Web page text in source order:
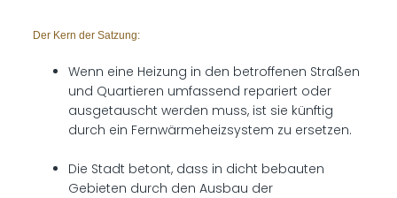
Der Kern der Satzung:
Wenn eine Heizung in den betroffenen Straßen
und Quartieren umfassend repariert oder
ausgetauscht werden muss, ist sie künftig
durch ein Fernwärmeheizsystem zu ersetzen.
Die Stadt betont, dass in dicht bebauten
Gebieten durch den Ausbau der